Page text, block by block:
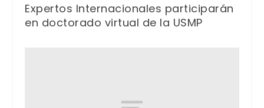
Expertos Internacionales participarán
en doctorado virtual de la USMP